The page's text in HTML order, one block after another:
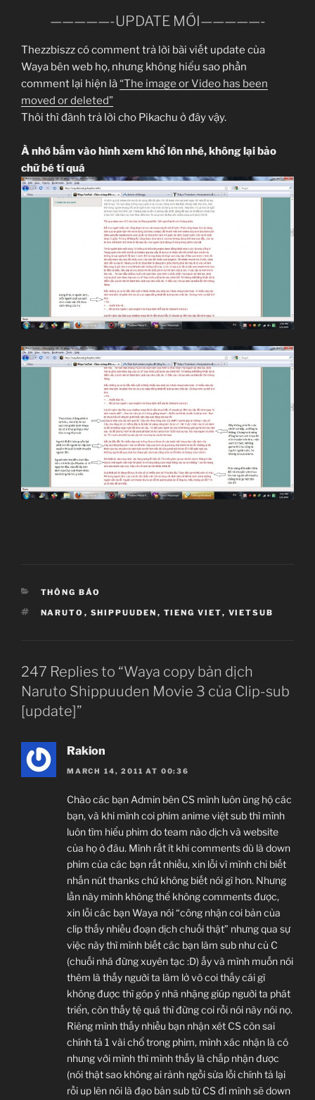
—————-UPDATE MỚI—————-
Thezzbiszz có comment trả lời bài viết update của
Waya bên web họ, nhưng không hiểu sao phần
comment lại hiện là“The image or Video has been
moved or deleted”
Thôi thì đành trả lời cho Pikachu ở đây vậy.
À nhớ bấm vào hình xem khổ lớn nhé, không lại bảo
chữ bé tí quá
CATEGORIES
THÔNG BÁO
TAGS
NARUTO , SHIPPUUDEN , TIENG VIET, VIETSUB
247 Replies to “Waya copy bản dịch
Naruto Shippuuden Movie 3 của Clip-sub
[update]”
Rakion
MARCH 14, 2011 AT 00:36
Chào các bạn Admin bên CS mình luôn ũng hộ các
bạn, và khi mình coi phim anime việt sub thì mình
luôn tìm hiểu phim do team nào dịch và website
của họ ở đâu. Mình rất ít khi comments dù là down
phim của các bạn rất nhiều, xin lỗi vì mình chỉ biết
nhấn nút thanks chứ không biết nói gì hơn. Nhưng
lần này mình không thể không comments được,
xin lỗi các bạn Waya nói “công nhận coi bản của
clip thấy nhiều đoạn dịch chuối thật” nhưng qua sự
việc này thì mình biết các bạn làm sub như củ C
(chuối nhá đừng xuyên tạc :D) ấy và mình muốn nói
thêm là thấy người ta làm lở vô coi thấy cái gì
không được thì góp ý nhã nhặng giúp người ta phát
triển, còn thấy tệ quá thì đừng coi rồi nói này nói nọ.
Riêng mình thấy nhiều bạn nhận xét CS còn sai
chính tả 1 vài chổ trong phim, mình xác nhận là có
nhưng với mình thì mình thấy là chấp nhận được
(nói thật sao không ai rảnh ngồi sửa lỗi chính tả lại
rồi up lên nói là đạo bản sub từ CS đi mình sẽ down